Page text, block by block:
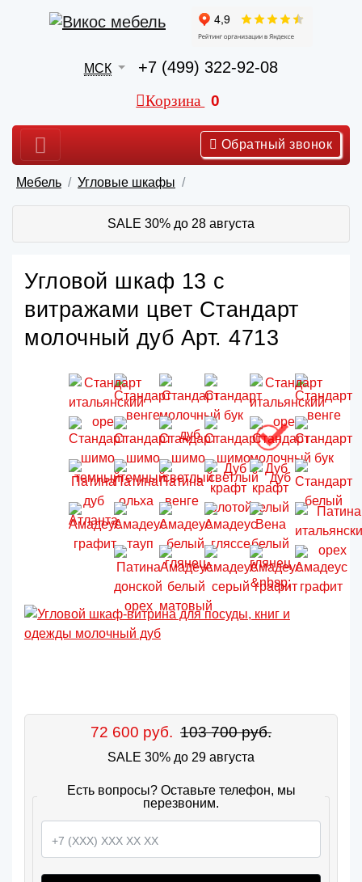
МСК +7 (499) 322-92-08
Корзина 0
Обратный звонок
Мебель Угловые шкафы
SALE 30% до 28 августа
Угловой шкаф 13 с
витражами цвет Стандарт
молочный дуб Арт. 4713
72 600 руб. 103 700 руб.
SALE 30% до 29 августа
Есть вопросы? Оставьте телефон, мы
перезвоним.